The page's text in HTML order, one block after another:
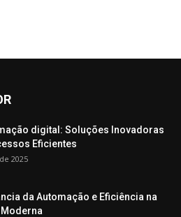
digital: Soluções Inovadoras
Eficientes
2025
da Automação e Eficiência na